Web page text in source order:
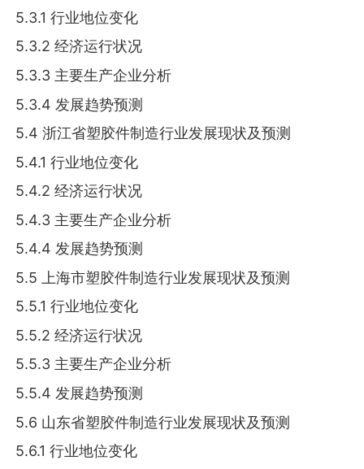
5.3.1 行业地位变化
5.3.2 经济运行状况
5.3.3 主要生产企业分析
5.3.4 发展趋势预测
5.4 浙江省塑胶件制造行业发展现状及预测
5.4.1 行业地位变化
5.4.2 经济运行状况
5.4.3 主要生产企业分析
5.4.4 发展趋势预测
5.5 上海市塑胶件制造行业发展现状及预测
5.5.1 行业地位变化
5.5.2 经济运行状况
5.5.3 主要生产企业分析
5.5.4 发展趋势预测
5.6 山东省塑胶件制造行业发展现状及预测
5.6.1 行业地位变化